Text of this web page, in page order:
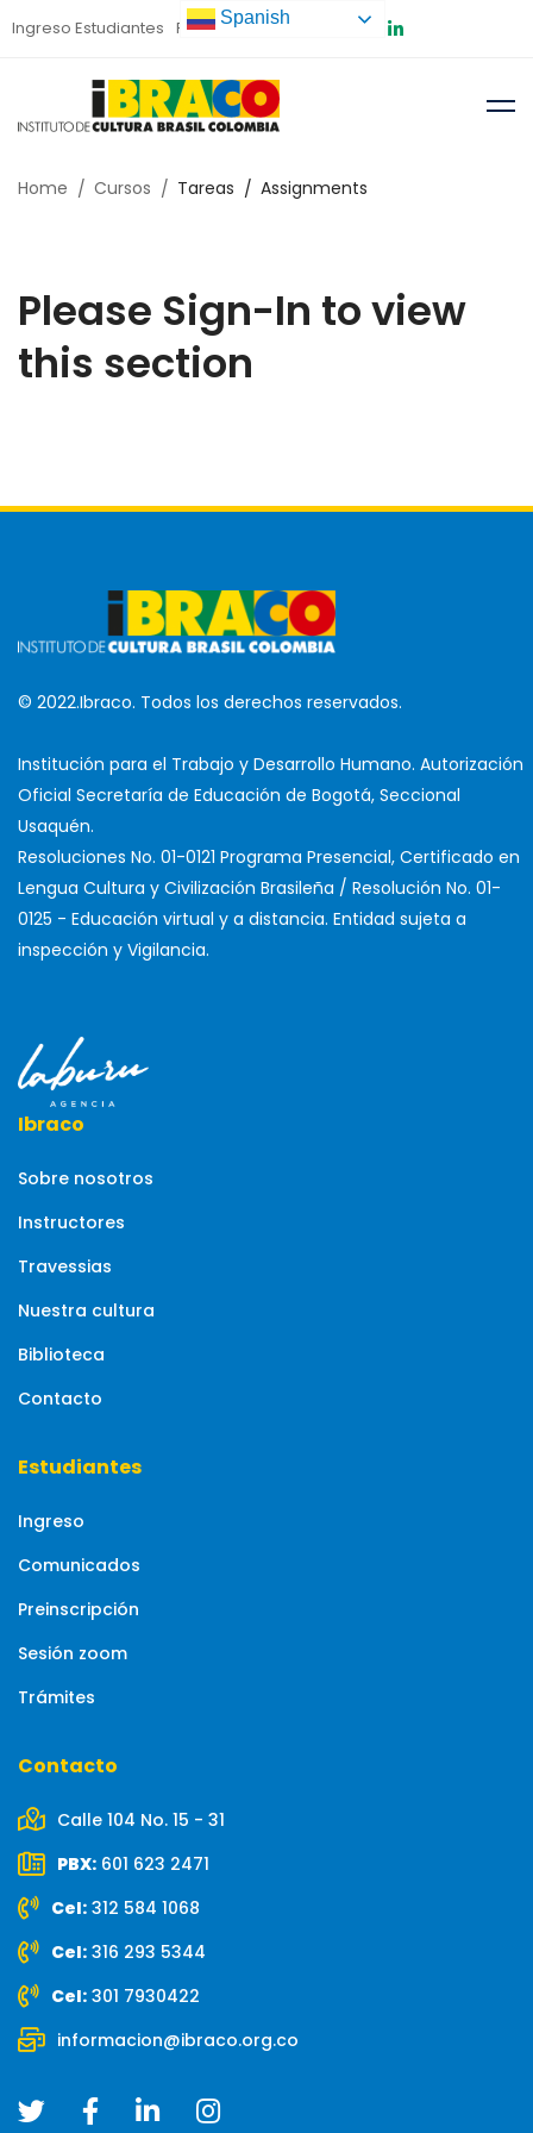
Ingreso Estudiantes Preinscripción
Home Cursos Tareas Assignments
Please Sign-In to view
this section
© 2022.Ibraco. Todos los derechos reservados.
Institución para el Trabajo y Desarrollo Humano. Autorización
Oficial Secretaría de Educación de Bogotá, Seccional
Usaquén.
Resoluciones No. 01-0121 Programa Presencial, Certificado en
Lengua Cultura y Civilización Brasileña / Resolución No. 01-
0125 - Educación virtual y a distancia. Entidad sujeta a
inspección y Vigilancia.
Ibraco
Sobre nosotros
Instructores
Travessias
Nuestra cultura
Biblioteca
Contacto
Estudiantes
Ingreso
Comunicados
Preinscripción
Sesión zoom
Trámites
Contacto
Calle 104 No. 15 - 31
PBX: 601 623 2471
Cel: 312 584 1068
Cel: 316 293 5344
Cel: 301 7930422
informacion@ibraco.org.co
Spanish